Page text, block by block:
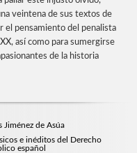
veintena de sus textos de
el pensamiento del penalista
así como para sumergirse
de la historia
Jiménez de Asúa
e inéditos del Derecho
español